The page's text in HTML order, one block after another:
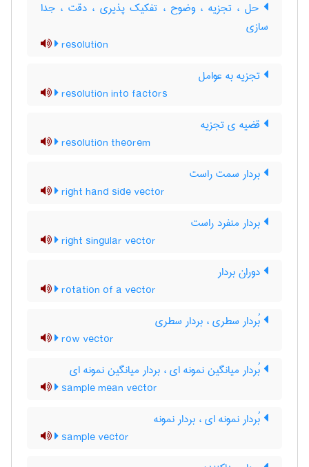
حل ، تجزیه ، وضوح ، تفکیک پذیری ، دقت ، جدا
سازی
resolution
تجزیه به عوامل
resolution into factors
قضیه ی تجزیه
resolution theorem
بردار سمت راست
right hand side vector
بردار منفرد راست
right singular vector
دوران بردار
rotation of a vector
بُردار سطری ، بردار سطری
row vector
بُردار میانگین نمونه ای ، بردار میانگین نمونه ای
sample mean vector
بُردار نمونه ای ، بردار نمونه
sample vector